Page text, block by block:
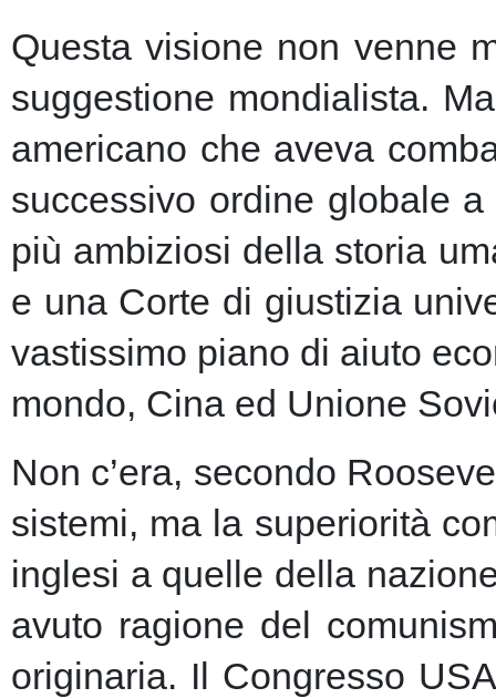
Questa visione non venne
suggestione mondialista.
americano che aveva
successivo ordine globale
più ambiziosi della storia
e una Corte di giustizia
vastissimo piano di aiuto
mondo, Cina ed Unione
Non c’era, secondo
sistemi, ma la superiorità
inglesi a quelle della
avuto ragione del
originaria. Il Congresso